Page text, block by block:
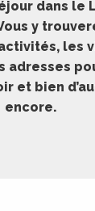
dans le
y
les
adresses
et bien
encore.